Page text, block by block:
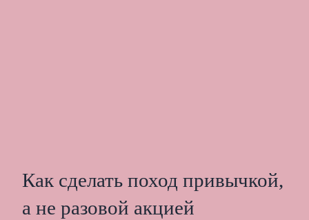
Как сделать поход привычкой,
а не разовой акцией